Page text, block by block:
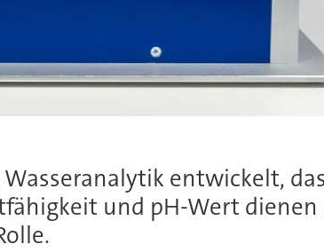
entwickelt,
und pH-Wert dienen